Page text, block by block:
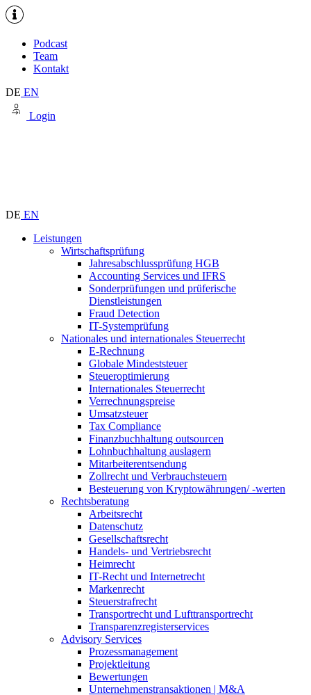
Podcast
Team
Kontakt
DE EN
Login
DE EN
Leistungen
Wirtschaftsprüfung
Jahresabschlussprüfung HGB
Accounting Services und IFRS
Sonderprüfungen und prüferische
Dienstleistungen
Fraud Detection
IT-Systemprüfung
Nationales und internationales Steuerrecht
E-Rechnung
Globale Mindeststeuer
Steueroptimierung
Internationales Steuerrecht
Verrechnungspreise
Umsatzsteuer
Tax Compliance
Finanzbuchhaltung outsourcen
Lohnbuchhaltung auslagern
Mitarbeiterentsendung
Zollrecht und Verbrauchsteuern
Besteuerung von Kryptowährungen/ -werten
Rechtsberatung
Arbeitsrecht
Datenschutz
Gesellschaftsrecht
Handels- und Vertriebsrecht
Heimrecht
IT-Recht und Internetrecht
Markenrecht
Steuerstrafrecht
Transportrecht und Lufttransportrecht
Transparenzregisterservices
Advisory Services
Prozessmanagement
Projektleitung
Bewertungen
Unternehmenstransaktionen | M&A